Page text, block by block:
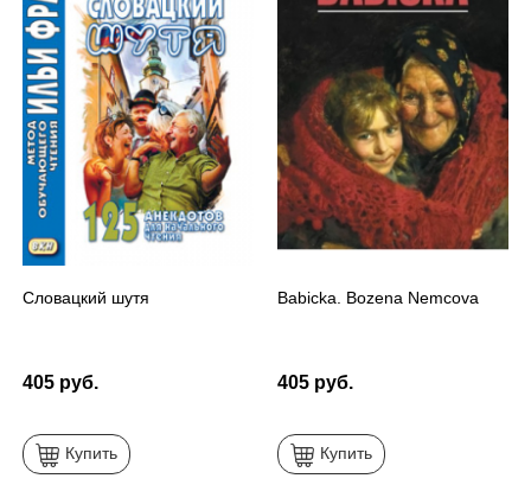
Словацкий шутя
405 руб.
Купить
Babiсka. Bozena Nemcova
405 руб.
Купить